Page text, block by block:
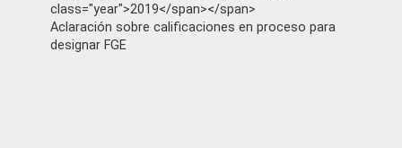
class="year">2019</span></span>
Aclaración sobre calificaciones en proceso para
designar FGE